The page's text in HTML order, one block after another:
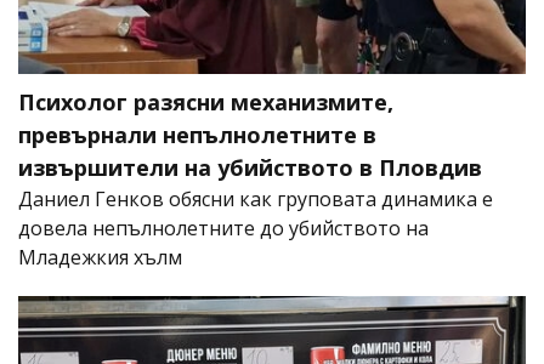
Психолог разясни механизмите,
превърнали непълнолетните в
извършители на убийството в Пловдив
Даниел Генков обясни как груповата динамика е
довела непълнолетните до убийството на
Младежкия хълм